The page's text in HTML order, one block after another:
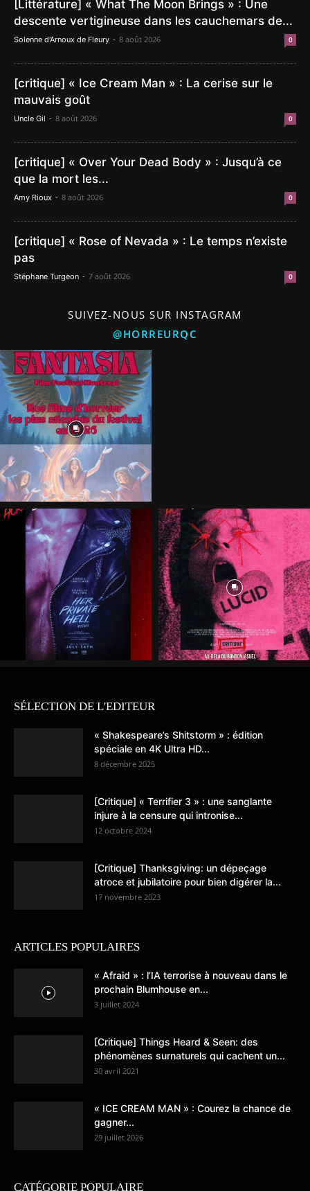
[Littérature] « What The Moon Brings » : Une
descente vertigineuse dans les cauchemars de...
Solenne d'Arnoux de Fleury - 8 août 2026 0
[critique] « Ice Cream Man » : La cerise sur le
mauvais goût
Uncle Gil - 8 août 2026 0
[critique] « Over Your Dead Body » : Jusqu’à ce
que la mort les...
Amy Rioux - 8 août 2026 0
[critique] « Rose of Nevada » : Le temps n’existe
pas
Stéphane Turgeon - 7 août 2026 0
SUIVEZ-NOUS SUR INSTAGRAM
@HORREURQC
SÉLECTION DE L'EDITEUR
« Shakespeare’s Shitstorm » : édition
spéciale en 4K Ultra HD...
8 décembre 2025
[Critique] « Terrifier 3 » : une sanglante
injure à la censure qui intronise...
12 octobre 2024
[Critique] Thanksgiving: un dépeçage
atroce et jubilatoire pour bien digérer la...
17 novembre 2023
ARTICLES POPULAIRES
« Afraid » : l’IA terrorise à nouveau dans le
prochain Blumhouse en...
3 juillet 2024
[Critique] Things Heard & Seen: des
phénomènes surnaturels qui cachent un...
30 avril 2021
« ICE CREAM MAN » : Courez la chance de
gagner...
29 juillet 2026
CATÉGORIE POPULAIRE